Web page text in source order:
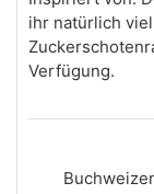
ihr natürlich
Verfügung.